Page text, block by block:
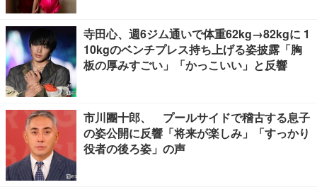
寺田心、週6ジム通いで体重62kg→82kgに 1
10kgのベンチプレス持ち上げる姿披露「胸
板の厚みすごい」「かっこいい」と反響
市川團十郎、 プールサイドで稽古する息子
の姿公開に反響「将来が楽しみ」「すっかり
役者の後ろ姿」の声